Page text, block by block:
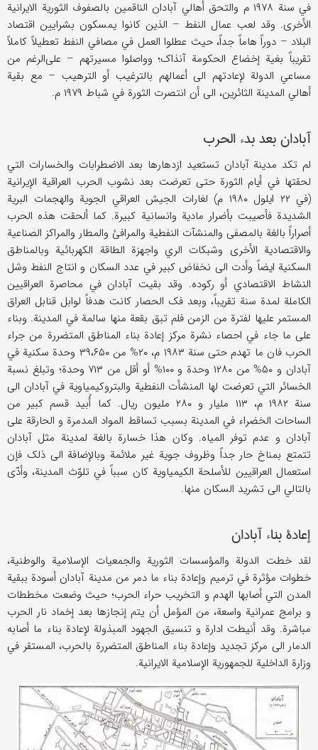
في سنة ۱۹۷۸ م والتحق أهالي آبادان الناقمین بالصفوف الثوریة الایرانیة
الأخری. وقد لعب عمال النفط – الذین کانوا یمسکون بشرایین اقتصاد
البلاد – دوراً هاماً جداً، حیث عطلوا العمل في مصافي النفط تعطیلاً کاملاً
تقریباً بغیة إخضاع الحکومة آنذاک؛ وواصلوا مسیرتهم – علی‌الرغم من
مساعي الدولة لإعادتهم الی أعمالهم بالترغیب أو الترهیب – مع بقیة
أهالي المدینة الثائرین، الی أن انتصرت الثورة في شباط ۱۹۷۹ م.
آبادان بعد بدء الحرب
لم تکد مدینة آبادان تستعید ازدهارها بعد الاضطرابات والخسارات التي
لحقتها في أیام الثورة حتی تعرضت بعد نشوب الحرب العراقیة الإیرانیة
(في ۲۲ ایلول ۱۹۸۰ م) لغارات الجیش العراقي الجویة والهجمات البریة
الشدیدة فأصیبت بأضرار مادیة وانسانیة کبیرة. کما ألحقت هذه الحرب
أصراراً بالغة بالمصفی والمنشآت النفطیة والمرافئ والمطار والمراکز الصناعیة
والاقتصادیة الأخری وشبکات الري واجهزة الطاقة الکهربائیة وبالمناطق
السکنیة ایضاً وأدت الی نخفاض کبیر في عدد السکان و انتاج النفط وشل
النشاط الاقتصادي أو رکوده. وقد بقیت آبادان في محاصرة العراقیین
الکاملة لمدة سنة تقریباً، وبعد فک الحصار کانت هدفاً لوابل قنابل العراق
المستمر علیها لفترة من الزمن فلم تبق بقعة منها سالمة في المدینة. وبناء
علی ما جاء في احصاء نشرة مرکز إعادة بناء المناطق المتضررة من جراء
الحرب فان ما تهدم حتی سنة ۱۹۸۳ م، ۲۰% من ۳۹،۶۵۰ وحدة سکنیة في
آبادان و ۵۰% من ۱۲۸۰ وحدة و ۱۰۰% أو أقل من ۷۱۳ وحدة؛ وتبلغ نسبة
الخسائر التي تعرضت لها المنشأت النفطیة والبتروکیمیاویة في آبادان الی
سنة ۱۹۸۲ م، ۱۱۳ ملیار و ۲۸۰ ملیون ریال. کما أُبید قسم کبیر من
الساحات الخضراء في المدینة بسبب تساقط المواد المدمرة و الحارقة علی
آبادان و عدم توفر المیاه. وکان هذا خسارة بالغة لمدینة مثل آبادان
تتمتع بمناخ حار جداً وظروف جویة غیر ملائمة وبالإضافة الی ذلک فإن
استعمال العراقیین للأسلحة الکیمیاویة کان سبباً في تلوّث المدینة، وأدّی
بالتالي الی تشرید السکان منها.
إعادة بناء آبادان
لقد خطت الدولة والمؤسسات الثوریة والجمعیات الإسلامیة والوطنیة،
خطوات مؤثرة في ترمیم وإعادة بناء ما دمر من مدینة آبادان أسودة ببقیة
المدن التي أصابها الهدم و التخریب حراء الحرب؛ حیث وضعت مخططات
و برامج عمرانیة واسعة، من المؤمل أن یتم إنجازها بعد إخماد نار الحرب
مباشرة. وقد أنیطت ادارة و تنسیق الجهود المبذولة لإعادة بناء ما أصابه
الدمار الی مرکز تجدید وإعادة بناء المناطق المتضررة بالحرب، المستقر في
وزارة الداخلیة للجمهوریة الإسلامیة الایرانیة.